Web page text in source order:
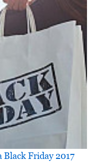
Friday 2017